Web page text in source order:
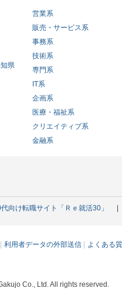
県
営業系
販売・サービス系
事務系
技術系
専門系
IT系
企画系
医療・福祉系
クリエイティブ系
金融系
向け転職サイト「Ｒｅ就活30」
利用者データの外部送信 よくある
Co., Ltd. All rights reserved.